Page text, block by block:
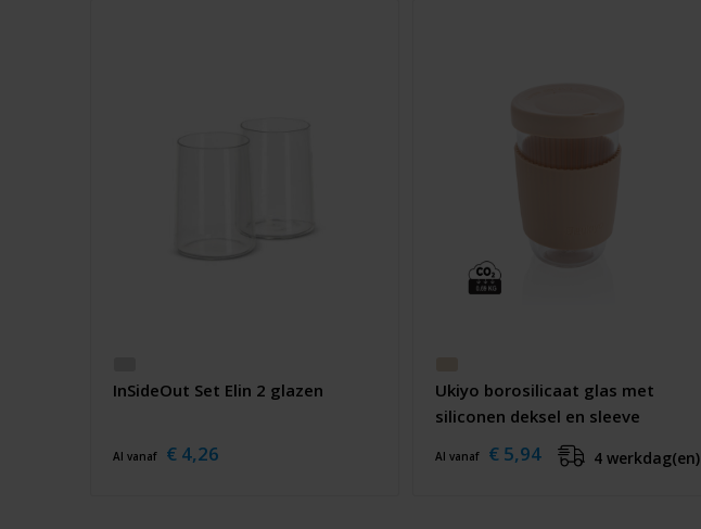
InSideOut Set Elin 2 glazen
Al vanaf € 4,26
Ukiyo borosilicaat glas met
siliconen deksel en sleeve
Al vanaf € 5,94 4 werkdag(en)